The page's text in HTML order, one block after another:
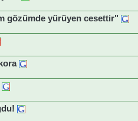
gözümde yürüyen cesettir"